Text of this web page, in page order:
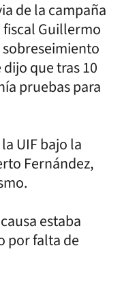
de la campaña
Guillermo
que tras 10
pruebas para
UIF bajo la
Fernández,
estaba
por falta de